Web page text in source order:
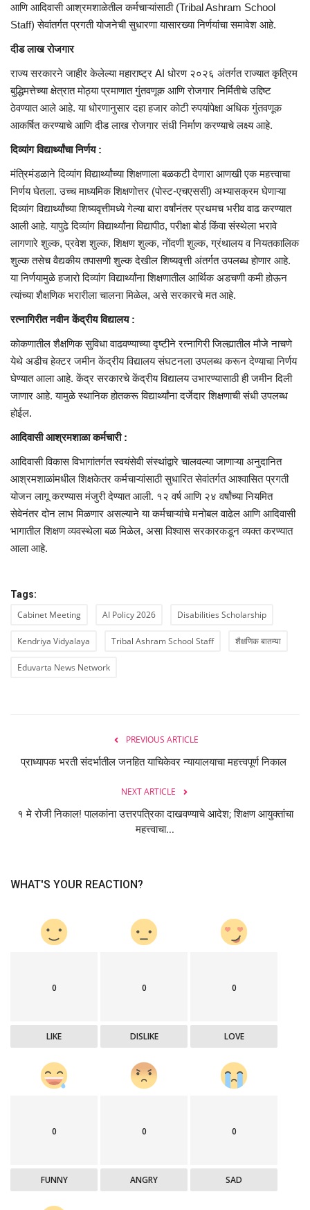
आणि आदिवासी आश्रमशाळेतील कर्मचाऱ्यांसाठी (Tribal Ashram School
Staff) सेवांतर्गत प्रगती योजनेची सुधारणा यासारख्या निर्णयांचा समावेश आहे.
दीड लाख रोजगार
राज्य सरकारने जाहीर केलेल्या महाराष्ट्र AI धोरण २०२६ अंतर्गत राज्यात कृत्रिम
बुद्धिमत्तेच्या क्षेत्रात मोठ्या प्रमाणात गुंतवणूक आणि रोजगार निर्मितीचे उद्दिष्ट
ठेवण्यात आले आहे. या धोरणानुसार दहा हजार कोटी रुपयांपेक्षा अधिक गुंतवणूक
आकर्षित करण्याचे आणि दीड लाख रोजगार संधी निर्माण करण्याचे लक्ष्य आहे.
दिव्यांग विद्यार्थ्यांचा निर्णय :
मंत्रिमंडळाने दिव्यांग विद्यार्थ्यांच्या शिक्षणाला बळकटी देणारा आणखी एक महत्त्वाचा
निर्णय घेतला. उच्च माध्यमिक शिक्षणोत्तर (पोस्ट-एचएससी) अभ्यासक्रम घेणाऱ्या
दिव्यांग विद्यार्थ्यांच्या शिष्यवृत्तीमध्ये गेल्या बारा वर्षांनंतर प्रथमच भरीव वाढ करण्यात
आली आहे. यापुढे दिव्यांग विद्यार्थ्यांना विद्यापीठ, परीक्षा बोर्ड किंवा संस्थेला भरावे
लागणारे शुल्क, प्रवेश शुल्क, शिक्षण शुल्क, नोंदणी शुल्क, ग्रंथालय व नियतकालिक
शुल्क तसेच वैद्यकीय तपासणी शुल्क देखील शिष्यवृत्ती अंतर्गत उपलब्ध होणार आहे.
या निर्णयामुळे हजारो दिव्यांग विद्यार्थ्यांना शिक्षणातील आर्थिक अडचणी कमी होऊन
त्यांच्या शैक्षणिक भरारीला चालना मिळेल, असे सरकारचे मत आहे.
रत्नागिरीत नवीन केंद्रीय विद्यालय :
कोकणातील शैक्षणिक सुविधा वाढवण्याच्या दृष्टीने रत्नागिरी जिल्ह्यातील मौजे नाचणे
येथे अडीच हेक्टर जमीन केंद्रीय विद्यालय संघटनला उपलब्ध करून देण्याचा निर्णय
घेण्यात आला आहे. केंद्र सरकारचे केंद्रीय विद्यालय उभारण्यासाठी ही जमीन दिली
जाणार आहे. यामुळे स्थानिक होतकरू विद्यार्थ्यांना दर्जेदार शिक्षणाची संधी उपलब्ध
होईल.
आदिवासी आश्रमशाळा कर्मचारी :
आदिवासी विकास विभागांतर्गत स्वयंसेवी संस्थांद्वारे चालवल्या जाणाऱ्या अनुदानित
आश्रमशाळांमधील शिक्षकेतर कर्मचाऱ्यांसाठी सुधारित सेवांतर्गत आश्वासित प्रगती
योजन लागू करण्यास मंजुरी देण्यात आली. १२ वर्ष आणि २४ वर्षांच्या नियमित
सेवेनंतर दोन लाभ मिळणार असल्याने या कर्मचाऱ्यांचे मनोबल वाढेल आणि आदिवासी
भागातील शिक्षण व्यवस्थेला बळ मिळेल, असा विश्वास सरकारकडून व्यक्त करण्यात
आला आहे.
Tags:
Cabinet Meeting AI Policy 2026 Disabilities Scholarship
Kendriya Vidyalaya Tribal Ashram School Staff शैक्षणिक बातम्या
Eduvarta News Network
PREVIOUS ARTICLE
प्राध्यापक भरती संदर्भातील जनहित याचिकेवर न्यायालयाचा महत्त्वपूर्ण निकाल
NEXT ARTICLE
१ मे रोजी निकाल! पालकांना उत्तरपत्रिका दाखवण्याचे आदेश; शिक्षण आयुक्तांचा
महत्त्वाचा...
WHAT'S YOUR REACTION?
0
LIKE
0
DISLIKE
0
LOVE
0
FUNNY
0
ANGRY
0
SAD